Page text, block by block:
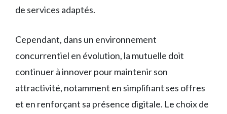
de services adaptés.
Cependant, dans un environnement
concurrentiel en évolution, la mutuelle doit
continuer à innover pour maintenir son
attractivité, notamment en simplifiant ses offres
et en renforçant sa présence digitale. Le choix de